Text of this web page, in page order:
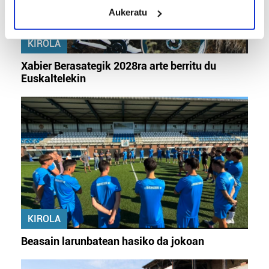
Identify your device by actively scanning it for
specific characteristics (fingerprinting)
Find out more about how your personal data is processed
and set your preferences in the
details section
prozesatzen ditugu, zure IP zenbakia, besteak beste,
teknologia erabiliz, cookieak adibidez, iragarki eta eduki
pertsonalizatuak eskaintzeko, iragarkiak eta edukia
neurtzeko, jendeari buruzko informazioa biltzeko eta
produktuak garatzeko. Zure datuak nork eta zertarako
erabiltzen dituen hauta dezakezu.
Bazkide batzuek ez dizute baimenik eskatzen, eta beren
interes komertzial legitimoetan babesten dira. Ikusi gure
duten interes legitimoa eta horren aurka nola egin
dezakezun ikusteko.
Aukeratu
KIROLA
Xabier Berasategik 2028ra arte berritu du
Euskaltelekin
KIROLA
Beasain larunbatean hasiko da jokoan